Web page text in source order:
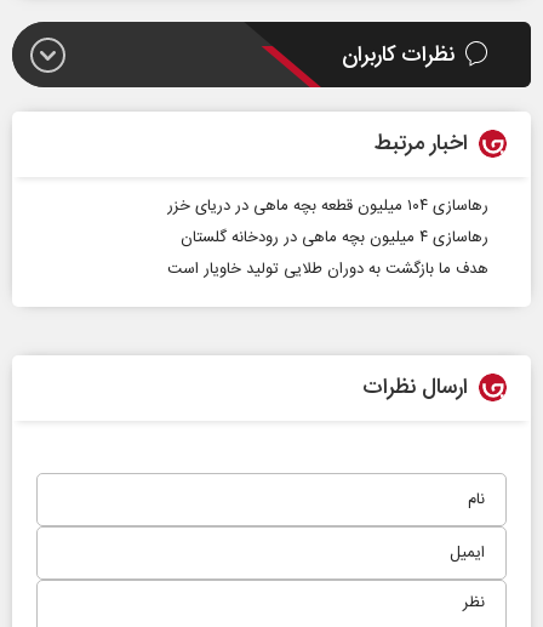
نظرات کاربران
اخبار مرتبط
رهاسازی ۱۰۴ میلیون قطعه بچه ماهی در دریای خزر
رهاسازی ۴ میلیون بچه ماهی در رودخانه گلستان
هدف ما بازگشت به دوران طلایی تولید خاویار است
ارسال نظرات